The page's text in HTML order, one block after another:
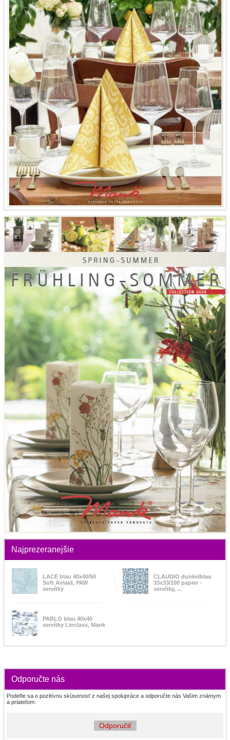
Najprezeranejšie
LACE blau 40x40/50
Soft Airlaid, PAW
servítky
CLAUDIO dunkelblau
33x33/100 papier -
servítky, ...
PABLO blau 40x40
servítky Linclass, Mank
Odporučte nás
Podeľte sa o pozitívnu skúsenosť z našej spolupráce a odporučte nás Vašim známym
a priateľom:
Odporučiť